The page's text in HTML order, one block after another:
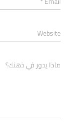
Website
ماذا يدور في ذهنك؟